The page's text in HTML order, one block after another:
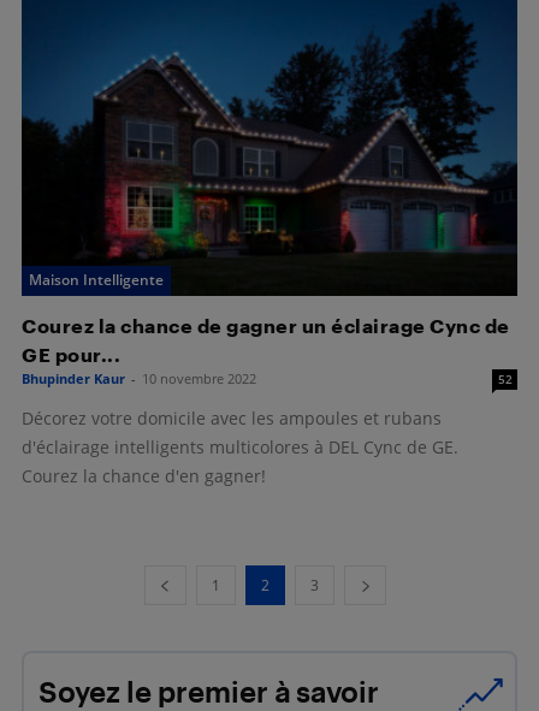
Maison Intelligente
Courez la chance de gagner un éclairage Cync de
GE pour...
Bhupinder Kaur - 10 novembre 2022 52
Décorez votre domicile avec les ampoules et rubans
d'éclairage intelligents multicolores à DEL Cync de GE.
Courez la chance d'en gagner!
1 2 3
Soyez le premier à savoir